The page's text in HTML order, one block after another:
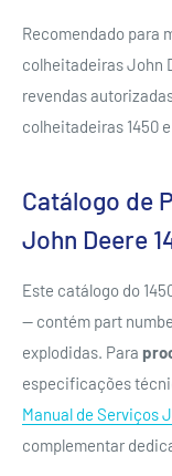
Recomendado para
colheitadeiras John
revendas
colheitadeiras 1450
Catálogo de
John Deere
Este catálogo do
— contém part
explodidas. Para
especificações
Manual de Serviços
complementar